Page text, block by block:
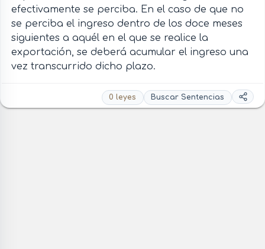
efectivamente se perciba. En el caso de que no
se perciba el ingreso dentro de los doce meses
siguientes a aquél en el que se realice la
exportación, se deberá acumular el ingreso una
vez transcurrido dicho plazo.
0 leyes Buscar Sentencias